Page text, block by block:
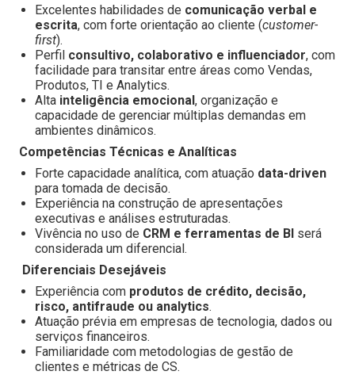
Excelentes habilidades de comunicação verbal e
escrita, com forte orientação ao cliente (customer-
first).
Perfil consultivo, colaborativo e influenciador, com
facilidade para transitar entre áreas como Vendas,
Produtos, TI e Analytics.
Alta inteligência emocional, organização e
capacidade de gerenciar múltiplas demandas em
ambientes dinâmicos.
Competências Técnicas e Analíticas
Forte capacidade analítica, com atuação data-driven
para tomada de decisão.
Experiência na construção de apresentações
executivas e análises estruturadas.
Vivência no uso de CRM e ferramentas de BI será
considerada um diferencial.
Diferenciais Desejáveis
Experiência com produtos de crédito, decisão,
risco, antifraude ou analytics.
Atuação prévia em empresas de tecnologia, dados ou
serviços financeiros.
Familiaridade com metodologias de gestão de
clientes e métricas de CS.